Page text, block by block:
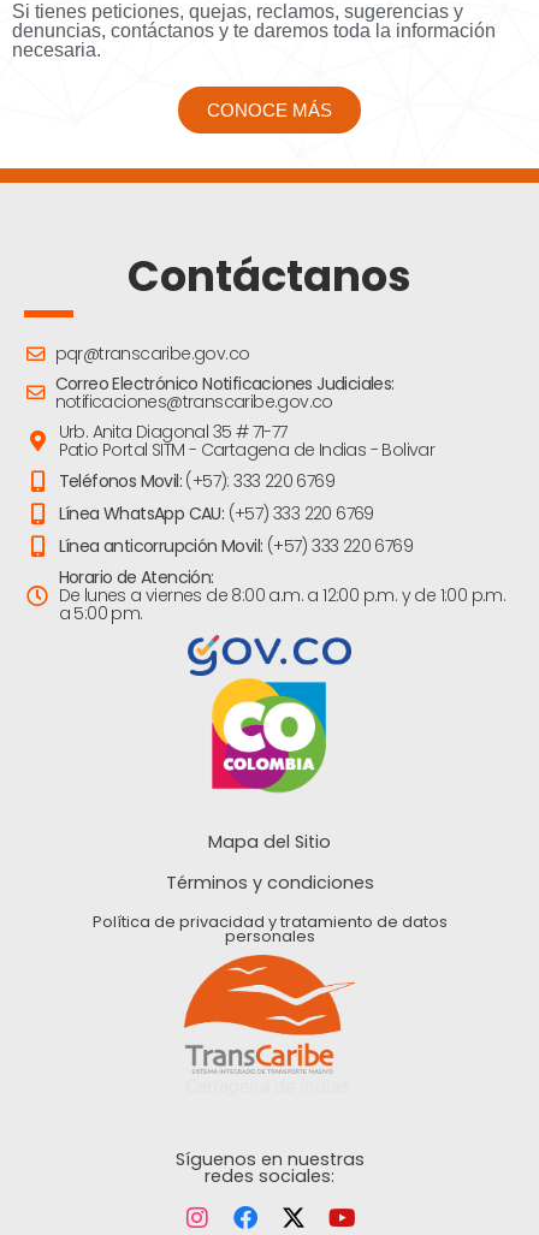
Si tienes peticiones, quejas, reclamos, sugerencias y
denuncias, contáctanos y te daremos toda la información
necesaria.
CONOCE MÁS
Contáctanos
pqr@transcaribe.gov.co
Correo Electrónico Notificaciones Judiciales:
notificaciones@transcaribe.gov.co
Urb. Anita Diagonal 35 # 71-77
Patio Portal SITM - Cartagena de Indias - Bolivar
Teléfonos Movil: (+57): 333 220 6769
Línea WhatsApp CAU: (+57) 333 220 6769
Línea anticorrupción Movil: (+57) 333 220 6769
Horario de Atención:
De lunes a viernes de 8:00 a.m. a 12:00 p.m. y de 1:00 p.m.
a 5:00 pm.
Mapa del Sitio
Términos y condiciones
Política de privacidad y tratamiento de datos
personales
Síguenos en nuestras
redes sociales: